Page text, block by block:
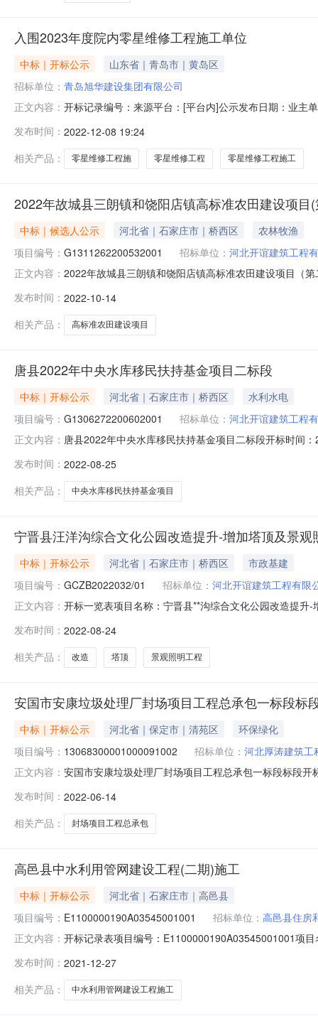
入围2023年度院内零星维修工程施工单位
中标｜开标公示
山东省｜青岛市｜黄岛区
招标单位： 青岛旭华建设集团有限公司
正文内容： 开标记录编号：来源平台：[平台内]公示发布日期：业主
润万象城B座24层会议室序号投标单位名称统一社会信
其他一
发布时间： 2022-12-08 19:24
相关产品：
零星维修工程施 零星维修工程 零星维修工程施工
2022年故城县三朗镇和饶阳店镇高标准农田建设项目
中标｜候选人公示 河北省｜石家庄市｜桥西区
农林牧渔
项目编号： G1311262200532001 招标单位： 河北开谊建筑工程
正文内容： 2022年故城县三朗镇和饶阳店镇高标准农田建设项目（
准农田建设项目（第二批）十三标段一、基本情况招标
发布时间： 2022-10-14
相关产品：
高标准农田建设项目
唐县2022年中央水库移民扶持基金项目二标段
中标｜开标公示 河北省｜石家庄市｜桥西区
水利水电
项目编号： G1306272200602001 招标单位： 河北开谊建筑工程
正文内容： 唐县2022年中央水库移民扶持基金项目二标段开标时间
工程质量()1河北开谊建筑工程有限公司1500386.5签订
发布时间： 2022-08-25
相关产品：
中央水库移民扶持基金项目
宁晋县汪洋沟综合文化公园改造提升-增加塔顶及景观
中标｜开标公示 河北省｜石家庄市｜桥西区
市政基建
项目编号： GCZB2022032/01 招标单位： 河北开谊建筑工程有限
正文内容： 开标一览表项目名称：宁晋县**沟综合文化公园改造提
合格单德状、冀213070811739无2河北高新建设工程有
发布时间： 2022-08-24
相关产品：
改造 塔顶 景观照明工程
安国市安康垃圾处理厂封场项目工程总承包一标段标
中标｜开标公示 河北省｜保定市｜清苑区
环保绿化
项目编号： 13068300001000091002 招标单位： 河北厚涛建筑工
正文内容： 安国市安康垃圾处理厂封场项目工程总承包一标段标段
标段开标记录表开标时间：2022年6月14日2时0分开标
发布时间： 2022-06-14
相关产品：
封场项目工程总承包
高邑县中水利用管网建设工程(二期)施工
中标｜开标公示
河北省｜石家庄市｜高邑县
项目编号： E1100000190A03545001001 招标单位： 高邑县住房
正文内容： 开标记录表项目编号：E1100000190A03545001001项
亿金建设有限公司胡遵朋26773373.2200合格3石家庄中
发布时间： 2021-12-27
相关产品：
中水利用管网建设工程施工